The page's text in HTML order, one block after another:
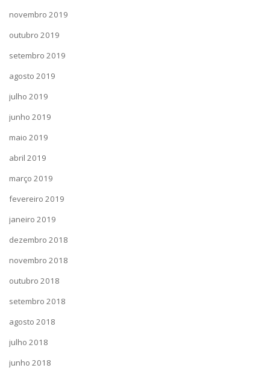
novembro 2019
outubro 2019
setembro 2019
agosto 2019
julho 2019
junho 2019
maio 2019
abril 2019
março 2019
fevereiro 2019
janeiro 2019
dezembro 2018
novembro 2018
outubro 2018
setembro 2018
agosto 2018
julho 2018
junho 2018